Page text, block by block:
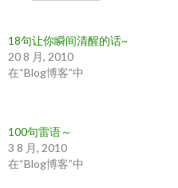
18句让你瞬间清醒的话~
20 8 月, 2010
在“Blog博客”中
100句雷语～
3 8 月, 2010
在“Blog博客”中